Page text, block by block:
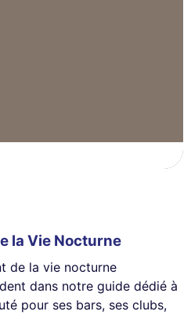
la Vie Nocturne
de la vie nocturne
dans notre guide dédié à
pour ses bars, ses clubs,